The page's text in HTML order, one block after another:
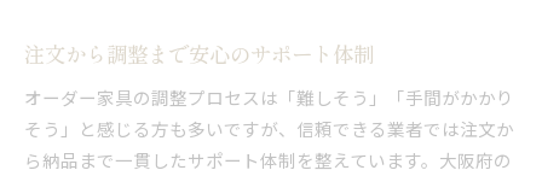
注文から調整まで安心のサポート体制
オーダー家具の調整プロセスは「難しそう」「手間がかかり
そう」と感じる方も多いですが、信頼できる業者では注文か
ら納品まで一貫したサポート体制を整えています。大阪府の